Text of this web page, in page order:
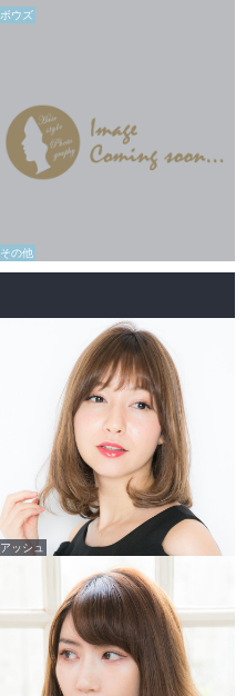
ボウズ
その他
アッシュ